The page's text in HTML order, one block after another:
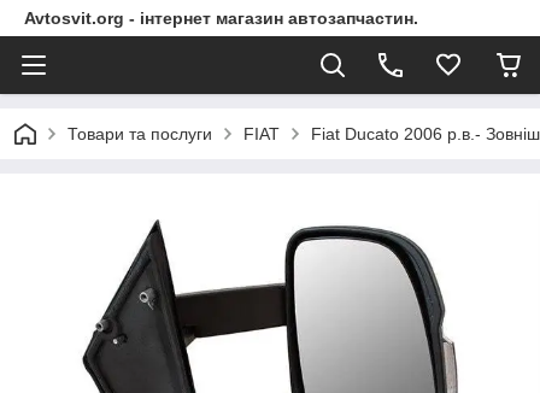
Avtosvit.org - інтернет магазин автозапчастин.
Товари та послуги FIAT Fiat Ducato 2006 р.в.-